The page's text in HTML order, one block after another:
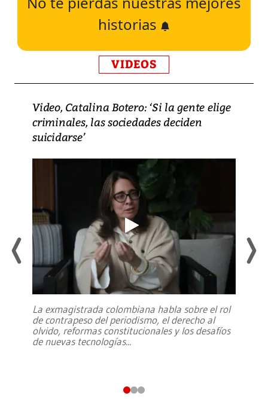
historias
VIDEOS
Video, Catalina Botero: ‘Si la gente elige
criminales, las sociedades deciden
suicidarse’
La exmagistrada colombiana habla sobre el rol
de contrapeso del periodismo, el derecho al
olvido, reformas constitucionales y los desafíos
de nuevas tecnologías...